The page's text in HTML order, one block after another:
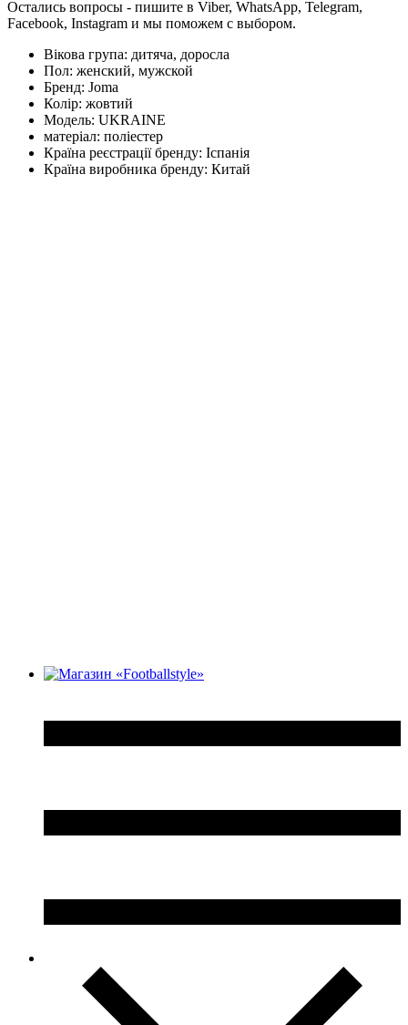
Остались вопросы - пишите в Viber, WhatsApp, Telegram,
Facebook, Instagram и мы поможем с выбором.
Вікова група: дитяча, доросла
Пол: женский, мужской
Бренд: Joma
Колір: жовтий
Модель: UKRAINE
матеріал: поліестер
Країна реєстрації бренду: Іспанія
Країна виробника бренду: Китай